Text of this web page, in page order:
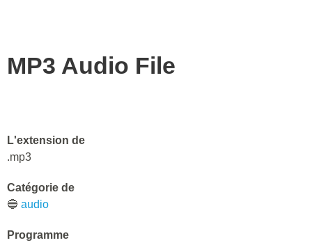
MP3 Audio File
L'extension de
.mp3
Catégorie de
🔵 audio
Programme